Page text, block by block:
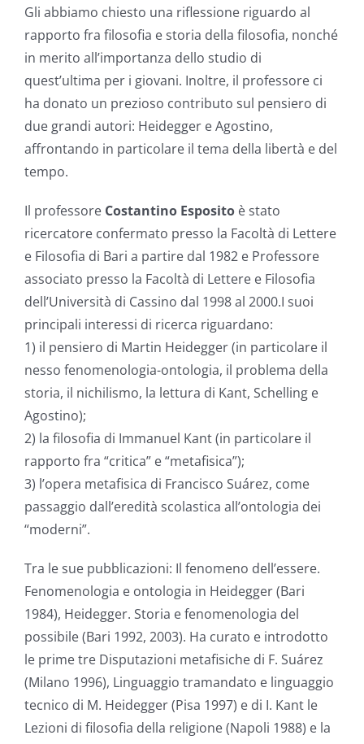
Gli abbiamo chiesto una riflessione riguardo al
rapporto fra filosofia e storia della filosofia, nonché
in merito all’importanza dello studio di
quest’ultima per i giovani. Inoltre, il professore ci
ha donato un prezioso contributo sul pensiero di
due grandi autori: Heidegger e Agostino,
affrontando in particolare il tema della libertà e del
tempo.
Il professore Costantino Esposito è stato
ricercatore confermato presso la Facoltà di Lettere
e Filosofia di Bari a partire dal 1982 e Professore
associato presso la Facoltà di Lettere e Filosofia
dell’Università di Cassino dal 1998 al 2000.I suoi
principali interessi di ricerca riguardano:
1) il pensiero di Martin Heidegger (in particolare il
nesso fenomenologia-ontologia, il problema della
storia, il nichilismo, la lettura di Kant, Schelling e
Agostino);
2) la filosofia di Immanuel Kant (in particolare il
rapporto fra “critica” e “metafisica”);
3) l’opera metafisica di Francisco Suárez, come
passaggio dall’eredità scolastica all’ontologia dei
“moderni”.
Tra le sue pubblicazioni: Il fenomeno dell’essere.
Fenomenologia e ontologia in Heidegger (Bari
1984), Heidegger. Storia e fenomenologia del
possibile (Bari 1992, 2003). Ha curato e introdotto
le prime tre Disputazioni metafisiche di F. Suárez
(Milano 1996), Linguaggio tramandato e linguaggio
tecnico di M. Heidegger (Pisa 1997) e di I. Kant le
Lezioni di filosofia della religione (Napoli 1988) e la